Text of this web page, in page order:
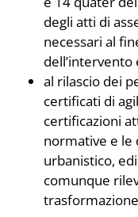
degli atti di
necessari al
dell’intervento
al rilascio dei
certificati di
certificazioni
normative e le
urbanistico,
comunque